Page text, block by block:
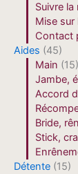
Suivre la
Mise sur
Contact
Aides (45)
Main (15)
Jambe,
Accord
Bride,
Stick,
Détente (15)